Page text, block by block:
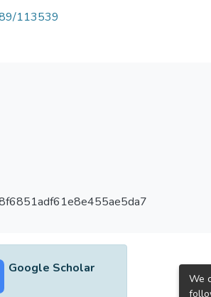
113539
Google Scholar
We